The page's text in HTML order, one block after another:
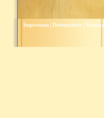
Impressum| Datenschutz|